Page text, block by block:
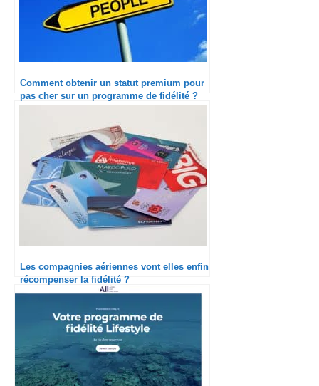
Comment obtenir un statut premium pour
pas cher sur un programme de fidélité ?
Les compagnies aériennes vont elles enfin
récompenser la fidélité ?